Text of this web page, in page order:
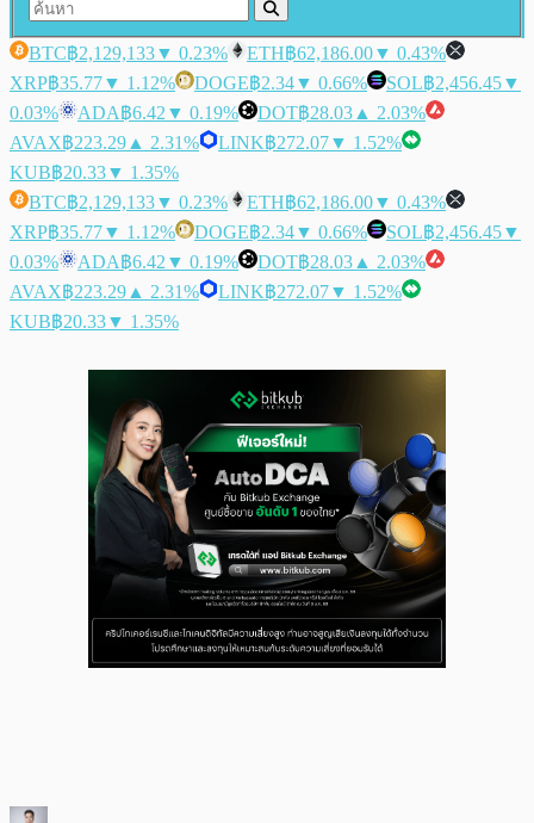
BTC฿2,129,133▼ 0.23% ETH฿62,186.00▼ 0.43%
XRP฿35.77▼ 1.12% DOGE฿2.34▼ 0.66% SOL฿2,456.45▼
0.03%
ADA฿6.42 ▼ 0.19% DOT฿28.03 ▲ 2.03%
AVAX฿223.29 ▲ 2.31% LINK฿272.07▼ 1.52%
KUB฿20.33▼ 1.35%
BTC฿2,129,133▼ 0.23% ETH฿62,186.00▼ 0.43%
XRP฿35.77▼ 1.12% DOGE฿2.34▼ 0.66% SOL฿2,456.45▼
0.03%
ADA฿6.42 ▼ 0.19% DOT฿28.03 ▲ 2.03%
AVAX฿223.29 ▲ 2.31% LINK฿272.07▼ 1.52%
KUB฿20.33▼ 1.35%